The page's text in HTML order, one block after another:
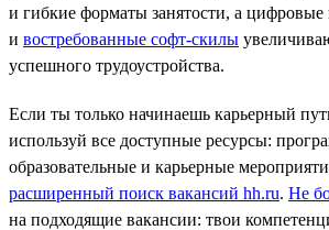
и гибкие форматы занятости, а
и востребованные софт-скилы
успешного трудоустройства.
Если ты только начинаешь карьерный
используй все доступные ресурсы:
образовательные и карьерные
расширенный поиск вакансий hh.ru. Не
на подходящие вакансии: твои